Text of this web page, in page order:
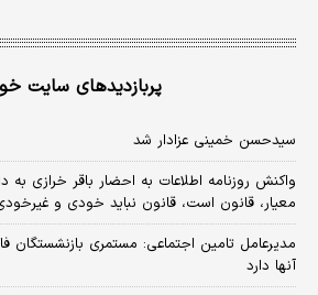
پربازدیدهای سایت
سیدحسن خمینی عزادار شد
واکنش روزنامه اطلاعات به احضار باقر خرازی به
معیار، قانون است، قانون نباید خودی و
مدیرعامل تامین اجتماعی: مستمری بازنشستگان
آنها دارد